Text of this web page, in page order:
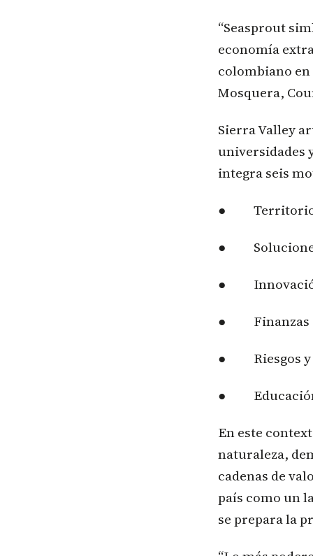
“Seasprout
economía
colombiano
Mosquera,
Sierra Valley
universidades
integra seis
● Territorio,
● Soluciones
● Innovación
● Finanzas e
● Riesgos y
● Educación
En este
naturaleza,
cadenas de
país como un
se prepara la